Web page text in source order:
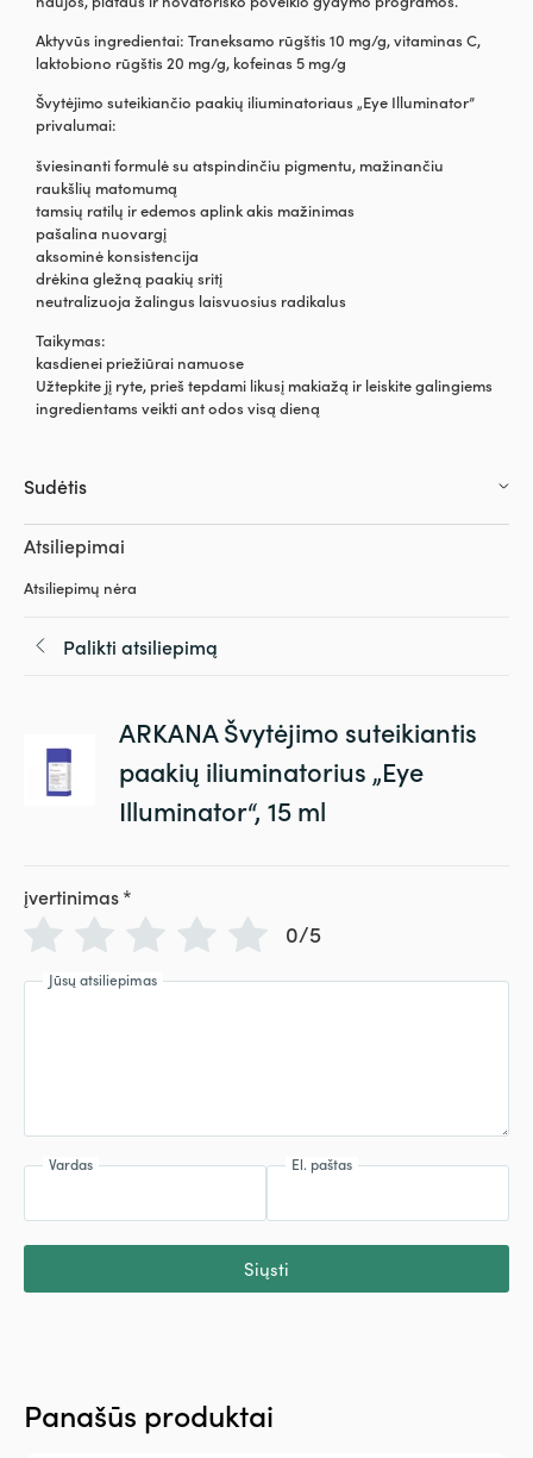
Aktyvūs ingredientai: Traneksamo rūgštis 10 mg/g, vitaminas C,
laktobiono rūgštis 20 mg/g, kofeinas 5 mg/g
Švytėjimo suteikiančio paakių iliuminatoriaus „Eye Illuminator”
privalumai:
šviesinanti formulė su atspindinčiu pigmentu, mažinančiu
raukšlių matomumą
tamsių ratilų ir edemos aplink akis mažinimas
pašalina nuovargį
aksominė konsistencija
drėkina gležną paakių sritį
neutralizuoja žalingus laisvuosius radikalus
Taikymas:
kasdienei priežiūrai namuose
Užtepkite jį ryte, prieš tepdami likusį makiažą ir leiskite galingiems
ingredientams veikti ant odos visą dieną
Sudėtis
Atsiliepimai
Atsiliepimų nėra
Palikti atsiliepimą
ARKANA Švytėjimo suteikiantis
paakių iliuminatorius „Eye
Illuminator“, 15 ml
įvertinimas*
0/5
Jūsų atsiliepimas
Vardas El. paštas
Siųsti
Panašūs produktai